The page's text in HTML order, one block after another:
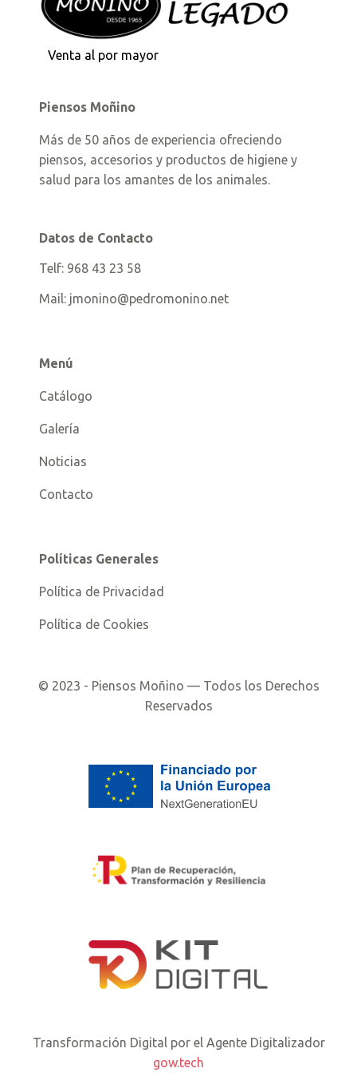
Venta al por mayor
Piensos Moñino
Más de 50 años de experiencia ofreciendo
piensos, accesorios y productos de higiene y
salud para los amantes de los animales.
Datos de Contacto
Telf: 968 43 23 58
Mail: jmonino@pedromonino.net
Menú
Catálogo
Galería
Noticias
Contacto
Políticas Generales
Política de Privacidad
Política de Cookies
© 2023 - Piensos Moñino — Todos los Derechos
Reservados
Transformación Digital por el Agente Digitalizador
gow.tech